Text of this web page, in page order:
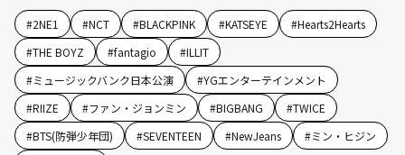
#2NE1 #NCT #BLACKPINK #KATSEYE #Hearts2Hearts
#THE BOYZ #fantagio #ILLIT
#ミュージックバンク日本公演 #YGエンターテインメント
#RIIZE #ファン・ジョンミン #BIGBANG #TWICE
#BTS(防弾少年団) #SEVENTEEN #NewJeans #ミン・ヒジン